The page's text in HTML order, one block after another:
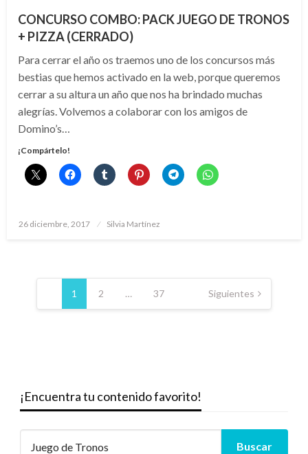
CONCURSO COMBO: PACK JUEGO DE TRONOS
+ PIZZA (CERRADO)
Para cerrar el año os traemos uno de los concursos más
bestias que hemos activado en la web, porque queremos
cerrar a su altura un año que nos ha brindado muchas
alegrías. Volvemos a colaborar con los amigos de
Domino’s…
¡Compártelo!
Publicado
26 diciembre, 2017 Silvia Martínez
Paginación
entradas
1 2 … 37 Siguientes
¡Encuentra tu contenido favorito!